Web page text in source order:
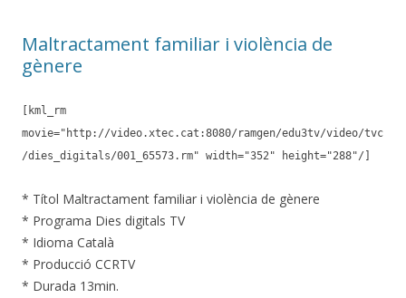
k ix
Maltractament familiar i violència de
gènere
[kml_rm
movie="http://video.xtec.cat:8080/ramgen/edu3tv/video/tvc
/dies_digitals/001_65573.rm" width="352" height="288"/]
* Títol Maltractament familiar i violència de gènere
* Programa Dies digitals TV
* Idioma Català
* Producció CCRTV
* Durada 13min.